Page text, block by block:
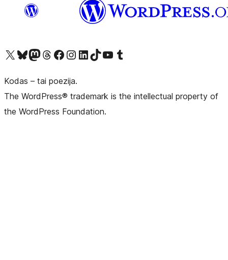
Visit our X (formerly Twitter) account
Apsilankykite mūsų Bluesky paskyroje
Visit our Mastodon account
Apsilankykite mūsų Threads paskyroje
Visit our Facebook pageVisit our Instagram account
Visit our LinkedIn account
Apsilankykite mūsų TikTok paskyroje
Visit our YouTube channel
Apsilankykite mūsų Tumblr paskyroje
Kodas – tai poezija.
The WordPress® trademark is the intellectual property of
the WordPress Foundation.